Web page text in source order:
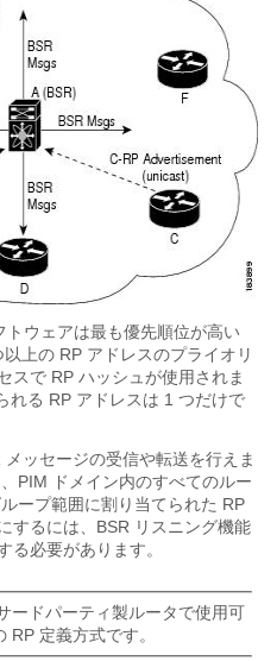
ウェアは最も優先順位が高い
上の RP アドレスのプライオリ
スで RP ハッシュが使用されま
れる RP アドレスは 1 つだけで
ッセージの受信や転送を行えま
PIM ドメイン内のすべてのルー
ープ範囲に割り当てられた RP
するには、BSR リスニング機能
る必要があります。
ードパーティ製ルータで使用可
RP 定義方式です。